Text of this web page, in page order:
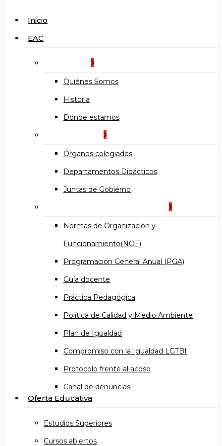
search
Menu
Inicio
EAC
Quiénes Somos
Historia
Dónde estamos
Órganos colegiados
Departamentos Didácticos
Juntas de Gobierno
Normas de Organización y
Funcionamiento(NOF)
Programación General Anual (PGA)
Guía docente
Práctica Pedagógica
Política de Calidad y Medio Ambiente
Plan de Igualdad
Compromiso con la Igualdad LGTBI
Protocolo frente al acoso
Canal de denuncias
Oferta Educativa
Estudios Superiores
Cursos abiertos